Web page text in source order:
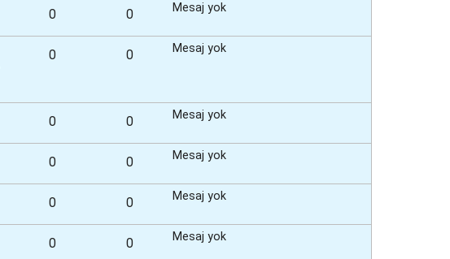
0 0 Mesaj yok
0 0 Mesaj yok
0 0 Mesaj yok
0 0 Mesaj yok
0 0 Mesaj yok
0 0 Mesaj yok